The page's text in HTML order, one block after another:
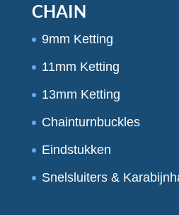
CHAIN
9mm Ketting
11mm Ketting
13mm Ketting
Chainturnbuckles
Eindstukken
Snelsluiters &